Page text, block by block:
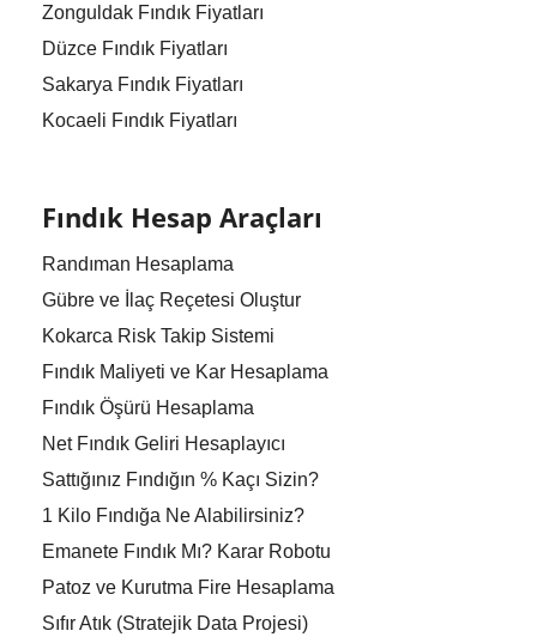
Zonguldak Fındık Fiyatları
Düzce Fındık Fiyatları
Sakarya Fındık Fiyatları
Kocaeli Fındık Fiyatları
Fındık Hesap Araçları
Randıman Hesaplama
Gübre ve İlaç Reçetesi Oluştur
Kokarca Risk Takip Sistemi
Fındık Maliyeti ve Kar Hesaplama
Fındık Öşürü Hesaplama
Net Fındık Geliri Hesaplayıcı
Sattığınız Fındığın % Kaçı Sizin?
1 Kilo Fındığa Ne Alabilirsiniz?
Emanete Fındık Mı? Karar Robotu
Patoz ve Kurutma Fire Hesaplama
Sıfır Atık (Stratejik Data Projesi)